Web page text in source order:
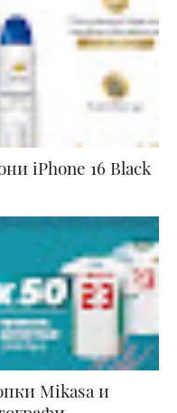
iPhone 16 Black
Mikasa и